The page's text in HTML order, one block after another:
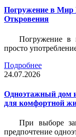
Погружение в Мир
Откровения
Погружение в
просто
Подробнее
24.07.2026
Одноэтажный дом
для комфортной
При выборе
предпочтение